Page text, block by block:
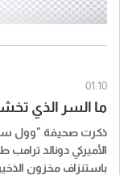
01:10
ما السر الذي
ذكرت صحيفة "وول
الأميركي ​دونالد
باستنزاف مخزون